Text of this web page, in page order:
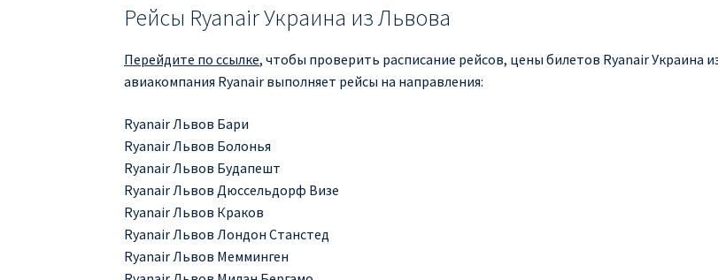
Рейсы Ryanair Украина из Львова
Перейдите по ссылке, чтобы проверить расписание рейсов, цены билетов Ryanair Украина
авиакомпания Ryanair выполняет рейсы на направления:
Ryanair Львов Бари
Ryanair Львов Болонья
Ryanair Львов Будапешт
Ryanair Львов Дюссельдорф Визе
Ryanair Львов Краков
Ryanair Львов Лондон Станстед
Ryanair Львов Мемминген